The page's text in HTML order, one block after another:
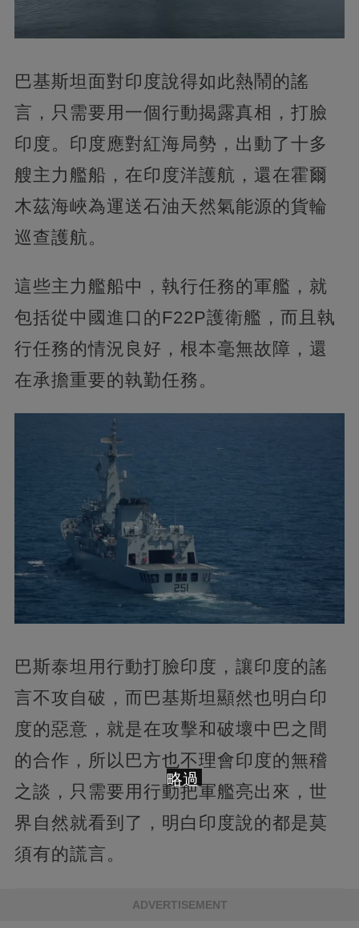
巴基斯坦面對印度說得如此熱鬧的謠
言，只需要用一個行動揭露真相，打臉
印度。印度應對紅海局勢，出動了十多
艘主力艦船，在印度洋護航，還在霍爾
木茲海峽為運送石油天然氣能源的貨輪
巡查護航。
這些主力艦船中，執行任務的軍艦，就
包括從中國進口的F22P護衛艦，而且執
行任務的情況良好，根本毫無故障，還
在承擔重要的執勤任務。
巴斯泰坦用行動打臉印度，讓印度的謠
言不攻自破，而巴基斯坦顯然也明白印
度的惡意，就是在攻擊和破壞中巴之間
的合作，所以巴方也不理會印度的無稽
之談，只需要用行動把軍艦亮出來，世
界自然就看到了，明白印度說的都是莫
須有的謊言。
ADVERTISEMENT
略過